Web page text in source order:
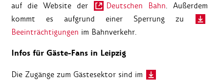
auf die Website der
Deutschen Bahn. Außerdem
kommt es aufgrund einer Sperrung zu
Beeinträchtigungen im Bahnverkehr.
Infos für Gäste-Fans in Leipzig
Die Zugänge zum Gästesektor sind im